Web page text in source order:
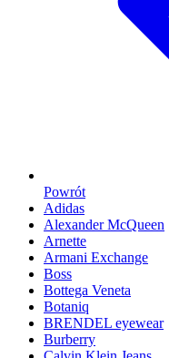
Powrót
Adidas
Alexander McQueen
Arnette
Armani Exchange
Boss
Bottega Veneta
Botaniq
BRENDEL eyewear
Burberry